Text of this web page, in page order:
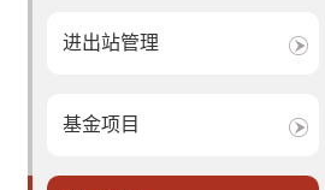
进出站管理
基金项目